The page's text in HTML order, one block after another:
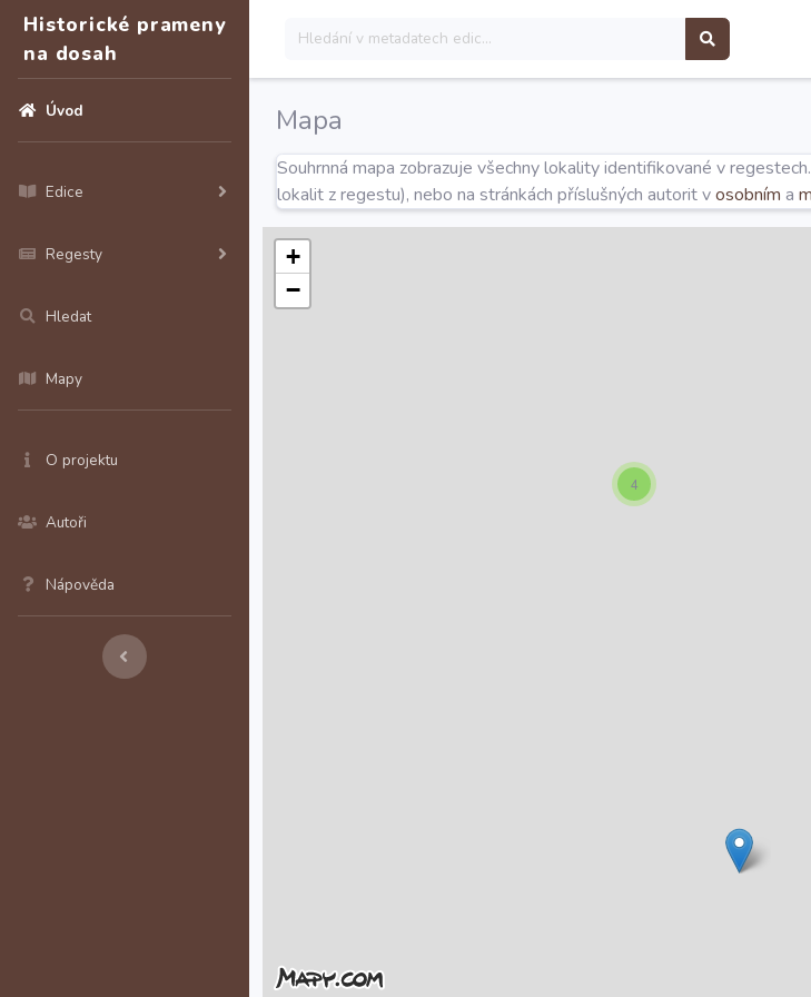
Historické prameny
na dosah
Úvod
Edice
Regesty
Hledat
Mapy
O projektu
Autoři
Nápověda
Mapa
Souhrnná mapa zobrazuje všechny lokality identifikované v
lokalit z regestu), nebo na stránkách příslušných autorit vosobním a
4
+
−